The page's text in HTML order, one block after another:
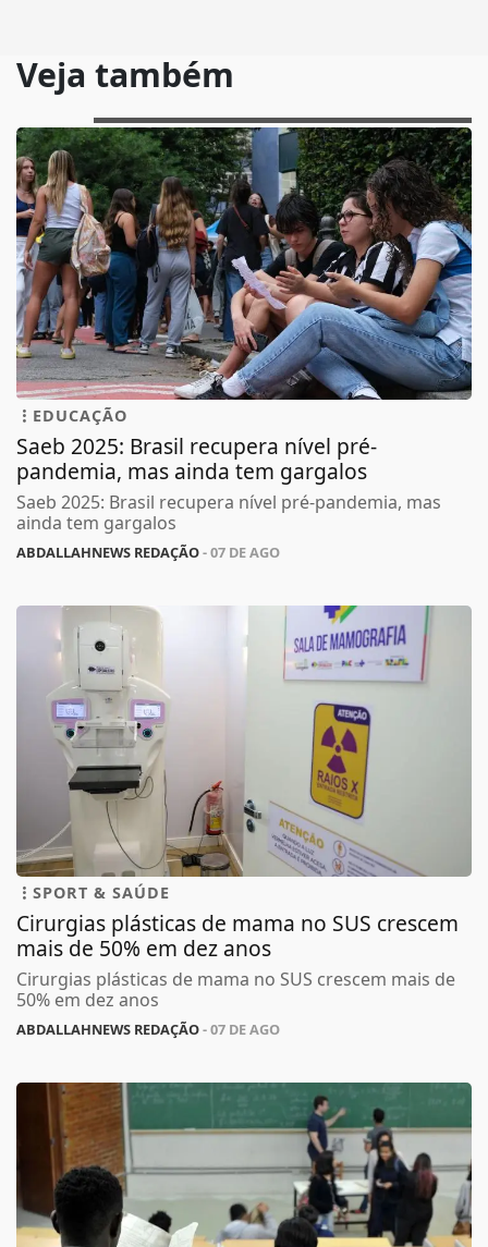
Veja também
EDUCAÇÃO
Saeb 2025: Brasil recupera nível pré-
pandemia, mas ainda tem gargalos
Saeb 2025: Brasil recupera nível pré-pandemia, mas
ainda tem gargalos
ABDALLAHNEWS REDAÇÃO- 07 DE AGO
SPORT & SAÚDE
Cirurgias plásticas de mama no SUS crescem
mais de 50% em dez anos
Cirurgias plásticas de mama no SUS crescem mais de
50% em dez anos
ABDALLAHNEWS REDAÇÃO- 07 DE AGO